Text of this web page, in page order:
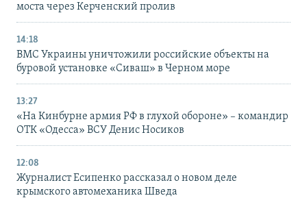
моста через Керченский пролив
14:18
ВМС Украины уничтожили российские объекты на
буровой установке «Сиваш» в Черном море
13:27
«На Кинбурне армия РФ в глухой обороне» – командир
ОТК «Одесса» ВСУ Денис Носиков
12:08
Журналист Есипенко рассказал о новом деле
крымского автомеханика Шведа